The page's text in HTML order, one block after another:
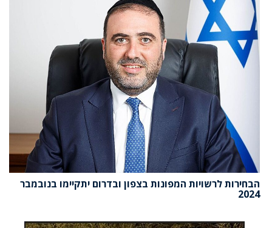
הבחירות לרשויות המפונות בצפון ובדרום יתקיימו בנובמבר
2024